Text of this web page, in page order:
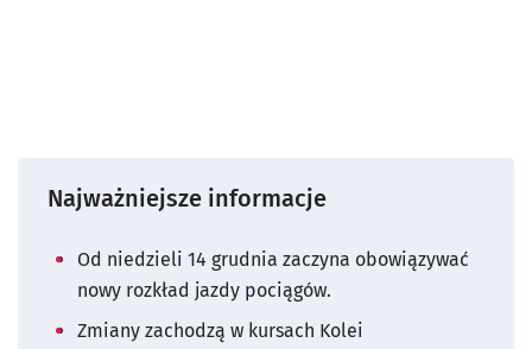
Najważniejsze informacje
Od niedzieli 14 grudnia zaczyna obowiązywać
nowy rozkład jazdy pociągów.
Zmiany zachodzą w kursach Kolei